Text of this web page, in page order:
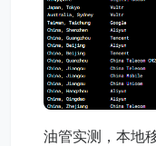
油管实测，本地